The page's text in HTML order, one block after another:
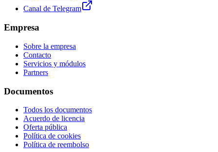
Canal de Telegram
Empresa
Sobre la empresa
Contacto
Servicios y módulos
Partners
Documentos
Todos los documentos
Acuerdo de licencia
Oferta pública
Política de cookies
Política de reembolso